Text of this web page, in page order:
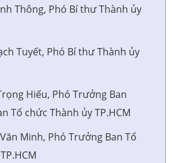
Thông, Phó Bí thư Thành ủy
Tuyết, Phó Bí thư Thành ủy
Hiếu, Phó Trưởng Ban
Tổ chức Thành ủy TP.HCM
Minh, Phó Trưởng Ban Tổ